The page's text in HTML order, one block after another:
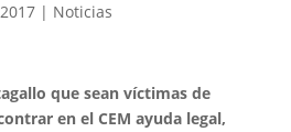
| Noticias
que sean víctimas de
en el CEM ayuda legal,